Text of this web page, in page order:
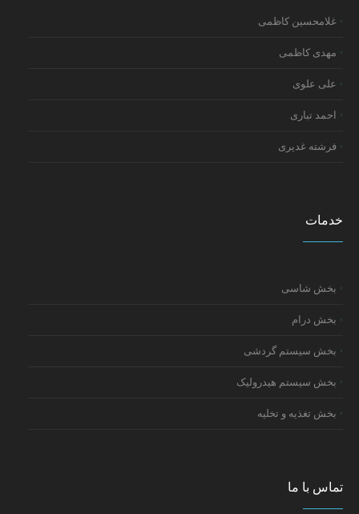
غلامحسین کاظمی
مهدی کاظمی
علی علوی
احمد تباری
فرشته غدیری
خدمات
بخش شاسی
بخش درام
بخش سیستم گردشی
بخش سیستم هیدرولیک
بخش تغذیه و تخلیه
تماس با ما